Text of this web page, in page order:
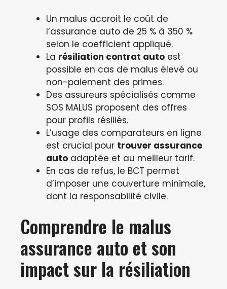
Un malus accroit le coût de
l’assurance auto de 25 % à 350 %
selon le coefficient appliqué.
La résiliation contrat auto est
possible en cas de malus élevé ou
non-paiement des primes.
Des assureurs spécialisés comme
SOS MALUS proposent des offres
pour profils résiliés.
L’usage des comparateurs en ligne
est crucial pour trouver assurance
auto adaptée et au meilleur tarif.
En cas de refus, le BCT permet
d’imposer une couverture minimale,
dont la responsabilité civile.
Comprendre le malus
assurance auto et son
impact sur la résiliation